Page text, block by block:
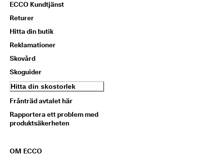
ECCO Kundtjänst
Returer
Hitta din butik
Reklamationer
Skovård
Skoguider
Hitta din skostorlek
Frånträd avtalet här
Rapportera ett problem med
produktsäkerheten
OM ECCO